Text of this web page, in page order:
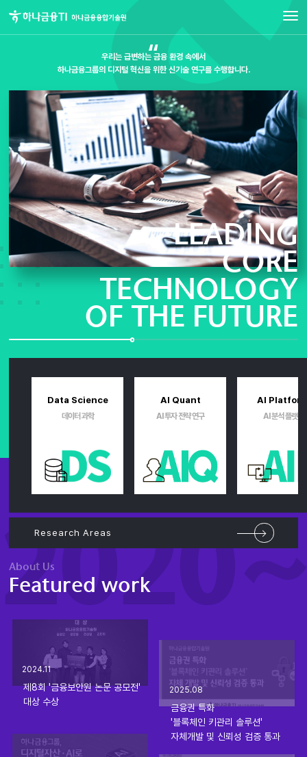
메뉴
“
우리는 급변하는 금융 환경 속에서
하나금융그룹의 디지털 혁신을 위한 신기술 연구를 수행합니다.
LEADING
CORE
TECHNOLOGY
OF THE FUTURE
Data Science
데이터 과학
AI Quant
AI 투자 전략 연구
AI
AI 분석 플랫폼
Research Areas
About Us
Featured work
2024.11
제8회 '금융보안원 논문 공모전'
대상 수상
2025.08
금융권 특화
'블록체인 키관리 솔루션'
자체개발 및 신뢰성 검증 통과